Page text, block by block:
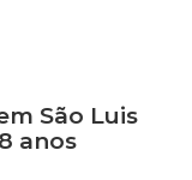
São Luis
anos